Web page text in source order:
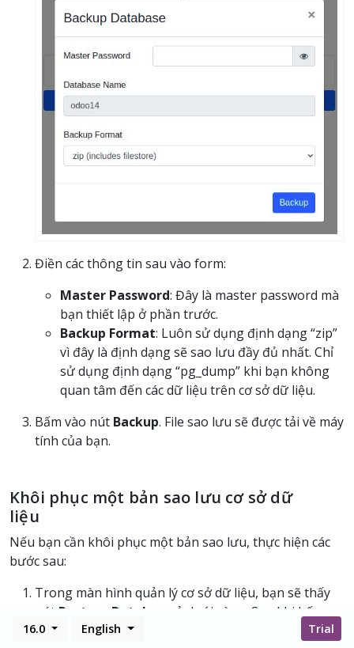
16.0 English Trial
Điền các thông tin sau vào form:
Master Password: Đây là master password mà
bạn thiết lập ở phần trước.
Backup Format: Luôn sử dụng định dạng “zip”
vì đây là định dạng sẽ sao lưu đầy đủ nhất. Chỉ
sử dụng định dạng “pg_dump” khi bạn không
quan tâm đến các dữ liệu trên cơ sở dữ liệu.
Bấm vào nút Backup. File sao lưu sẽ được tải về máy
tính của bạn.
Khôi phục một bản sao lưu cơ sở dữ
liệu
Nếu bạn cần khôi phục một bản sao lưu, thực hiện các
bước sau:
Trong màn hình quản lý cơ sở dữ liệu, bạn sẽ thấy
nút Restore Database
ở dưới cùng. Sau khi bấm
vào nó bạn sẽ thấy hộp thoại sau: